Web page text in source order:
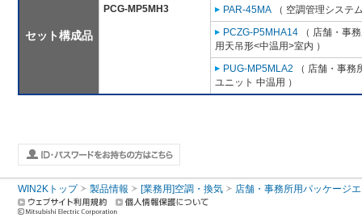
セット構成品
PCG-MP5MH3
PAR-45MA （ 空調管理システ
PCZG-P5MHA14 （ 店舗・事
用天吊形<中温用>室内 ）
PUG-MP5MLA2 （ 店舗・事務
ユニット 中温用 ）
WIN2Kトップ 製品情報 [業務用]空調・換気 店舗・事務所用パッケージ